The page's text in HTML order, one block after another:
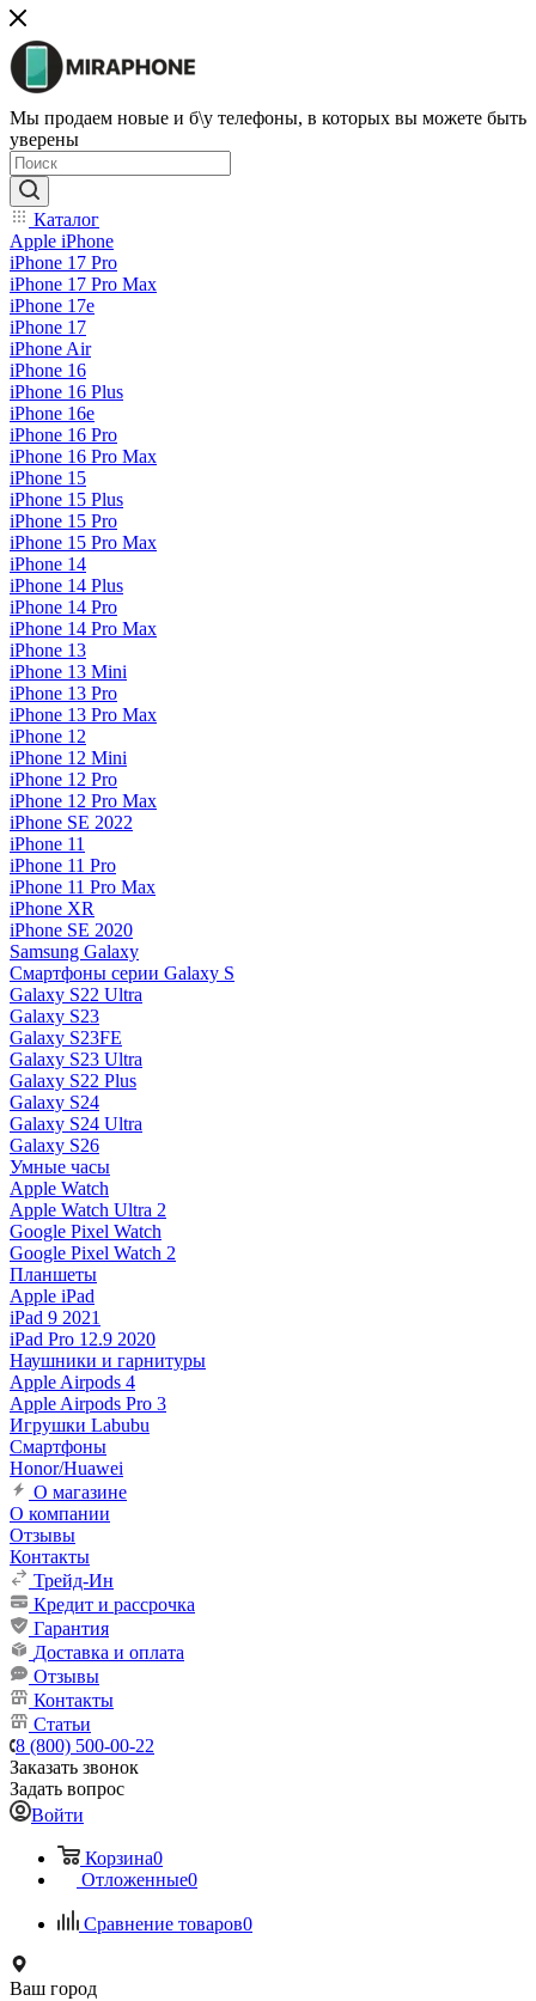
Мы продаем новые и б\у телефоны, в которых вы можете быть
уверены
Каталог
Apple iPhone
iPhone 17 Pro
iPhone 17 Pro Max
iPhone 17e
iPhone 17
iPhone Air
iPhone 16
iPhone 16 Plus
iPhone 16e
iPhone 16 Pro
iPhone 16 Pro Max
iPhone 15
iPhone 15 Plus
iPhone 15 Pro
iPhone 15 Pro Max
iPhone 14
iPhone 14 Plus
iPhone 14 Pro
iPhone 14 Pro Max
iPhone 13
iPhone 13 Mini
iPhone 13 Pro
iPhone 13 Pro Max
iPhone 12
iPhone 12 Mini
iPhone 12 Pro
iPhone 12 Pro Max
iPhone SE 2022
iPhone 11
iPhone 11 Pro
iPhone 11 Pro Max
iPhone XR
iPhone SE 2020
Samsung Galaxy
Смартфоны серии Galaxy S
Galaxy S22 Ultra
Galaxy S23
Galaxy S23FE
Galaxy S23 Ultra
Galaxy S22 Plus
Galaxy S24
Galaxy S24 Ultra
Galaxy S26
Умные часы
Apple Watch
Apple Watch Ultra 2
Google Pixel Watch
Google Pixel Watch 2
Планшеты
Apple iPad
iPad 9 2021
iPad Pro 12.9 2020
Наушники и гарнитуры
Apple Airpods 4
Apple Airpods Pro 3
Игрушки Labubu
Смартфоны
Honor/Huawei
О магазине
О компании
Отзывы
Контакты
Трейд-Ин
Кредит и рассрочка
Гарантия
Доставка и оплата
Отзывы
Контакты
Статьи
8 (800) 500-00-22
Заказать звонок
Задать вопрос
Войти
Корзина0
Отложенные0
Сравнение товаров0
Ваш город